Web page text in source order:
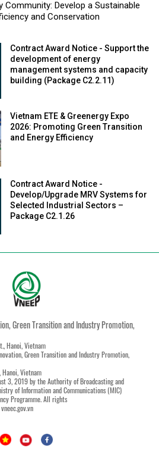
Community: Develop a Sustainable
and Conservation
Contract Award Notice - Support the
development of energy
management systems and capacity
building (Package C2.2.11)
Vietnam ETE & Greenergy Expo
2026: Promoting Green Transition
and Energy Efficiency
Contract Award Notice -
Develop/Upgrade MRV Systems for
Selected Industrial Sectors –
Package C2.1.26
Green Transition and Industry Promotion,
Hanoi, Vietnam
Green Transition and Industry Promotion,
Hanoi, Vietnam
3, 2019 by the Authority of Broadcasting and
of Information and Communications (MIC)
Programme. All rights